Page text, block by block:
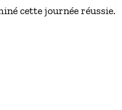
cette journée réussie.